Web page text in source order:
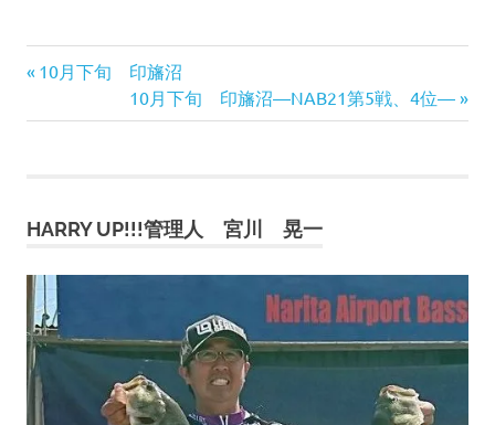
投
稿
ビ
ー
シ
ョ
前
記
10月下旬 印旛沼
次
の
10月下旬 印旛沼―NAB21第5戦、4位―
HARRY UP!!!管理人 宮川 晃一